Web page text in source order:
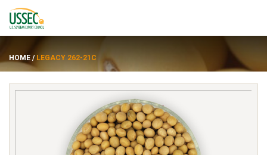
HOME / LEGACY 262-21C